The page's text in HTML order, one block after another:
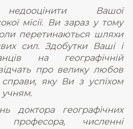
Вашої
місії. Ви зараз у тому
перетинаються шляхи
сил. Здобутки Ваші і
на географічній
про велику любов
яку Ви з успіхом
учням.
доктора географічних
численні